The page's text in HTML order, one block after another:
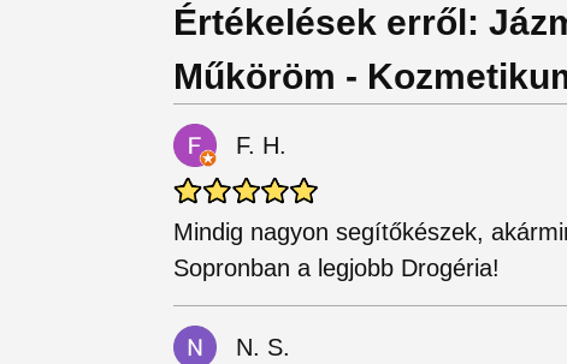
Értékelések erről:
Műköröm -
F. H.
Mindig nagyon segítőkészek,
Sopronban a legjobb Drogéria!
N. S.